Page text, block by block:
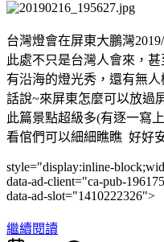
台灣燈會在屏東大鵬灣
此處不只是台灣人會來，
有沿海的燈光秀，還有無人
話說~來屏東怎麼可以放過
此篇景點超級多(有逐一寫
看倌們可以細細瞧瞧 好好
style="display:inline-
data-ad-client="ca-pub-
data-ad-slot="1410222326">
繼續閱讀